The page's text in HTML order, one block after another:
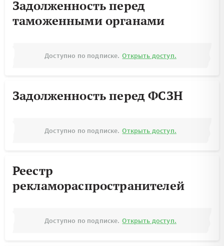
Задолженность перед
таможенными органами
Доступно по подписке. Открыть доступ.
Задолженность перед ФСЗН
Доступно по подписке. Открыть доступ.
Реестр
рекламораспространителей
Доступно по подписке. Открыть доступ.